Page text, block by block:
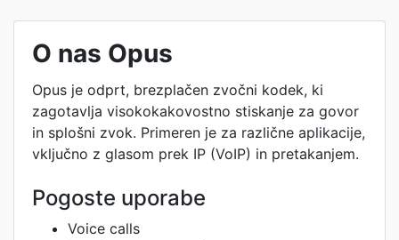
O nas Opus
Opus je odprt, brezplačen zvočni kodek, ki
zagotavlja visokokakovostno stiskanje za govor
in splošni zvok. Primeren je za različne aplikacije,
vključno z glasom prek IP (VoIP) in pretakanjem.
Pogoste uporabe
Voice calls